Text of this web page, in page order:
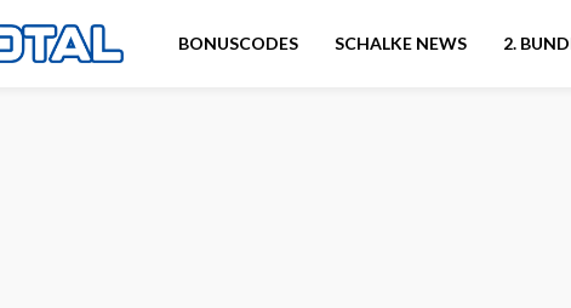
BONUSCODES SCHALKE NEWS 2.